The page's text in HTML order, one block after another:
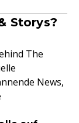
Storys?
The
News,